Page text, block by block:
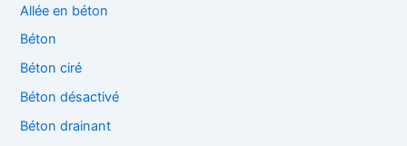
Allée en béton
Béton
Béton ciré
Béton désactivé
Béton drainant